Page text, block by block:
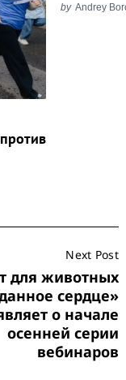
by Andrey
Next Post
для животных
сердце»
о начале
осенней серии
вебинаров